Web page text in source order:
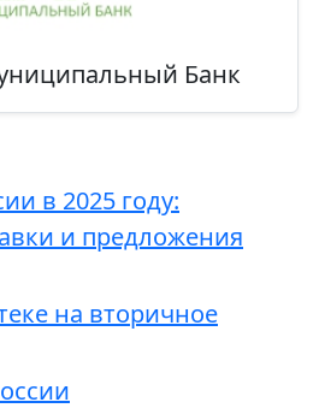
Банк
в 2025 году:
и предложения
на вторичное